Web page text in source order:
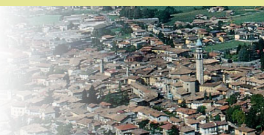
Salta
al
contenuto
principale